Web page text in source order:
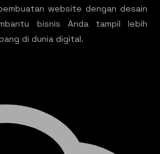
website dengan desain
bisnis Anda tampil lebih
di dunia digital.